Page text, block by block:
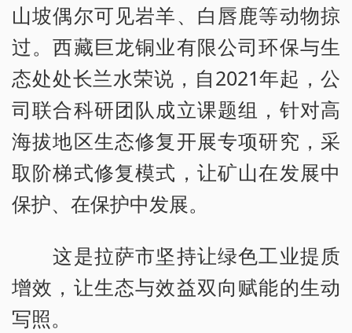
山坡偶尔可见岩羊、白唇鹿等动物掠
过。西藏巨龙铜业有限公司环保与生
态处处长兰水荣说，自2021年起，公
司联合科研团队成立课题组，针对高
海拔地区生态修复开展专项研究，采
取阶梯式修复模式，让矿山在发展中
保护、在保护中发展。
这是拉萨市坚持让绿色工业提质
增效，让生态与效益双向赋能的生动
写照。